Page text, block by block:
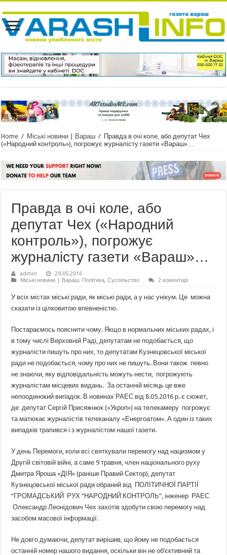
Home / Міські новини | Вараш / Правда в очі коле, або депутат Чех
(«Народний контроль»), погрожує журналісту газети «Вараш»…
Правда в очі коле, або
депутат Чех («Народний
контроль»), погрожує
журналісту газети «Вараш»…
admin
29.05.2016
Міські новини | Вараш, Політика,Суспільство 2 коментарі
У всіх містах міські ради, як міські ради, а у нас унікум. Це можна
сказати із цілковитою впевненістю.
Постараємось пояснити чому. Якщо в нормальних міських радах, і
в тому числі Верховній Раді, депутатам не подобається, що
журналісти пишуть про них, то депутатам Кузнецовської міської
ради не подобається, чому про них не пишуть. Вони також певно
не знаючи, яку відповідальність можуть нести, погрожують
журналістам місцевих видань. За останній місяць це вже
непоодинокий випадок. В новинах РАЕС від 8.05.2016 р. є сюжет,
де депутат Сергій Присяжнюк («Укроп») на телекамеру погрожує
та матюкає журналістів телеканалу «Енергоатом». А один із таких
випадків трапився і з журналістом нашої газети.
У день Перемоги, коли всі святкували перемогу над нацизмом у
Другій світовій війні, а саме 9 травня, член національного руху
Дмитра Яроша «ДІЯ» (раніше Правий Сектор), депутат
Кузнецовської міської ради обраний від ПОЛІТИЧНОЇ ПАРТІЇ
“ГРОМАДСЬКИЙ РУХ “НАРОДНИЙ КОНТРОЛЬ”, інженер РАЕС
Олександр Леонідович Чех захотів здобути свою перемогу над
засобом масової інформації.
Не довго думаючи, депутат вирішив, що йому не подобається
останній номер нашого видання, оскільки він не об’єктивний та